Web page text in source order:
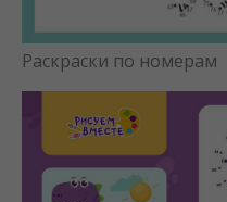
Раскраски по номерам